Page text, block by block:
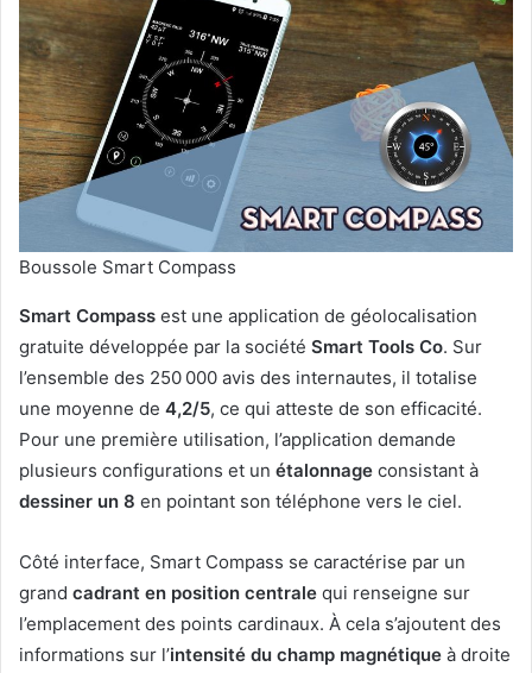
Boussole Smart Compass
Smart Compass est une application de géolocalisation
gratuite développée par la société Smart Tools Co. Sur
l’ensemble des 250 000 avis des internautes, il totalise
une moyenne de 4,2/5, ce qui atteste de son efficacité.
Pour une première utilisation, l’application demande
plusieurs configurations et un étalonnage consistant à
dessiner un 8 en pointant son téléphone vers le ciel.
Côté interface, Smart Compass se caractérise par un
grand cadrant en position centrale qui renseigne sur
l’emplacement des points cardinaux. À cela s’ajoutent des
informations sur l’intensité du champ magnétique à droite